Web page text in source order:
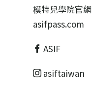
模特兒學院官網
asifpass.com
ASIF
asiftaiwan